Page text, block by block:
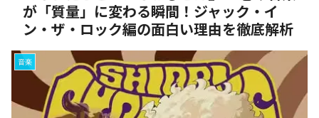
が「質量」に変わる瞬間！ジャック・イ
ン・ザ・ロック編の面白い理由を徹底解析
音楽